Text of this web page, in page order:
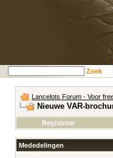
Zoek
Lancelots Forum - Voor
Nieuwe VAR-
Registreer
Mededelingen